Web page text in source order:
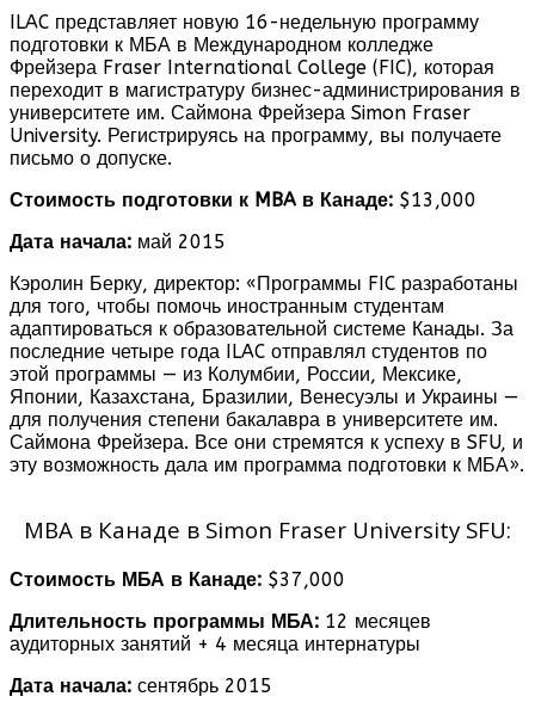
ILAC представляет новую 16-недельную программу
подготовки к МБА в Международном колледже
Фрейзера Fraser International College (FIC), которая
переходит в магистратуру бизнес-администрирования в
университете им. Саймона Фрейзера Simon Fraser
University. Регистрируясь на программу, вы получаете
письмо о допуске.
Стоимость подготовки к MBA в Канаде: $13,000
Дата начала: май 2015
Кэролин Берку, директор: «Программы FIC разработаны
для того, чтобы помочь иностранным студентам
адаптироваться к образовательной системе Канады. За
последние четыре года ILAC отправлял студентов по
этой программы — из Колумбии, России, Мексике,
Японии, Казахстана, Бразилии, Венесуэлы и Украины —
для получения степени бакалавра в университете им.
Саймона Фрейзера. Все они стремятся к успеху в SFU, и
эту возможность дала им программа подготовки к МБА».
MBA в Канаде в Simon Fraser University SFU:
Стоимость МБА в Канаде: $37,000
Длительность программы МБА: 12 месяцев
аудиторных занятий + 4 месяца интернатуры
Дата начала: сентябрь 2015